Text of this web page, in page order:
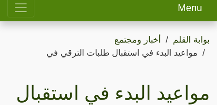
Menu
بوابة القلم
أخبار ومجتمع
مواعيد البدء في استقبال طلبات الترقي في
مواعيد البدء في استقبال